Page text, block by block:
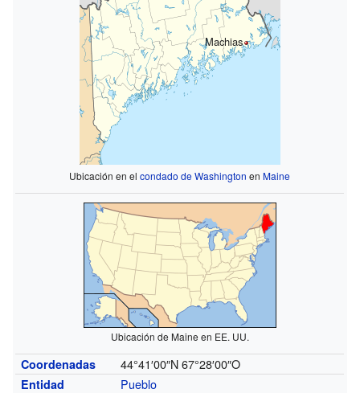
Machias
Ubicación en elcondado de Washington enMaine
Ubicación de Maine en EE. UU.
Coordenadas 44°41′00″N 67°28′00″O
Entidad
Pueblo